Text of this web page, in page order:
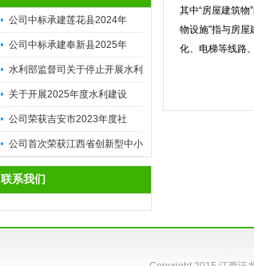
公司中标承建莲花县2024年
高...
公司中标承建奉新县2025年
高...
水利部监督司关于停止开展水利
安...
关于开展2025年度水利建设
市...
公司荣获吉安市2023年度社
会...
公司首次荣获江西省创新型中小
企...
联系我们
其中“房屋建筑
物设施”指与房
化、电梯等线路